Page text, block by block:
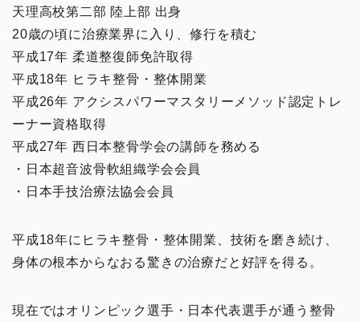
天理高校第二部 陸上部 出身
20歳の頃に治療業界に入り、修行を積む
平成17年 柔道整復師免許取得
平成18年 ヒラキ整骨・整体開業
平成26年 アクシスパワーマスタリーメソッド認定トレ
ーナー資格取得
平成27年 西日本整骨学会の講師を務める
・日本超音波骨軟組織学会会員
・日本手技治療法協会会員
平成18年にヒラキ整骨・整体開業、技術を磨き続け、
身体の根本からなおる驚きの治療だと好評を得る。
現在ではオリンピック選手・日本代表選手が通う整骨